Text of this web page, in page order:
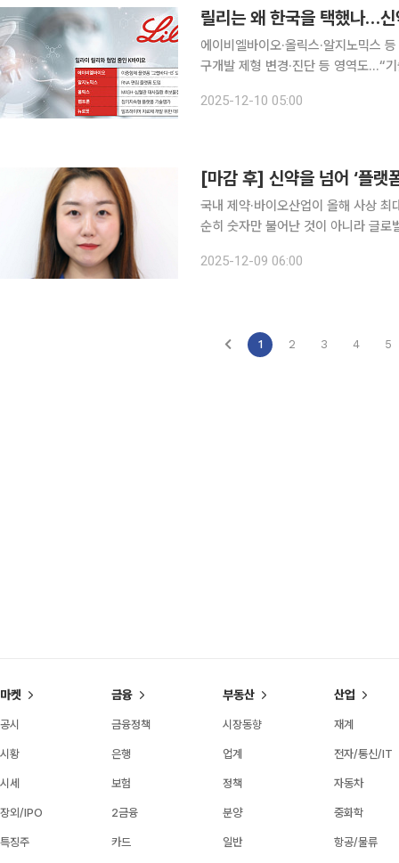
릴리는 왜 한국을 택했나…신
에이비엘바이오·올릭스·알지노믹스
구개발 제형 변경·진단 등 영역도…“기술 수준 올라왔다
2025-12-10 05:00
[마감 후] 신약을 넘어 ‘플랫
국내 제약·바이오산업이 올해 사상
순히 숫자만 불어난 것이 아니라 글로
폼 기술은 특정 적응증이나 단일 후보
2025-12-09 06:00
1 2 3 4 5
마켓
공시
시황
시세
장외/IPO
특징주
금융
금융정책
은행
보험
2금융
카드
부동산
시장동향
업계
정책
분양
일반
산업
재계
전자/통신/IT
자동차
중화학
항공/물류